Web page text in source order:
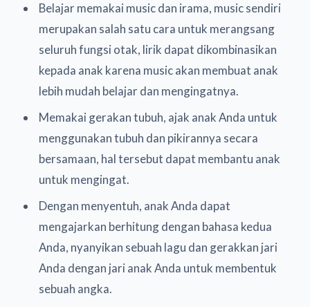
Belajar memakai music dan irama, music sendiri
merupakan salah satu cara untuk merangsang
seluruh fungsi otak, lirik dapat dikombinasikan
kepada anak karena music akan membuat anak
lebih mudah belajar dan mengingatnya.
Memakai gerakan tubuh, ajak anak Anda untuk
menggunakan tubuh dan pikirannya secara
bersamaan, hal tersebut dapat membantu anak
untuk mengingat.
Dengan menyentuh, anak Anda dapat
mengajarkan berhitung dengan bahasa kedua
Anda, nyanyikan sebuah lagu dan gerakkan jari
Anda dengan jari anak Anda untuk membentuk
sebuah angka.